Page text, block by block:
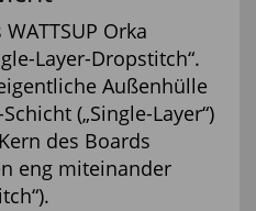
Orka
Layer-Dropstitch“.
Außenhülle
(„Single-Layer“)
des Boards
eng miteinander